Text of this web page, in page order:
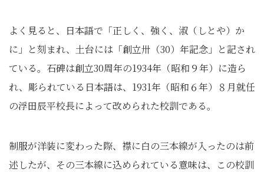
よく見ると、日本語で「正しく、強く、淑（しとや）か
に」と刻まれ、土台には「創立卅（30）年記念」と記され
ている。石碑は創立30周年の1934年（昭和９年）に造ら
れ、彫られている日本語は、1931年（昭和６年）８月就任
の浮田辰平校長によって改められた校訓である。
制服が洋装に変わった際、襟に白の三本線が入ったのは前
述したが、その三本線に込められている意味は、この校訓